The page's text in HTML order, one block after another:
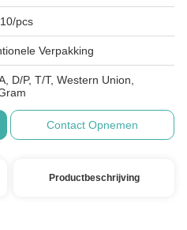
pcs
Verpakking
D/P, T/T, Western Union,
Contact Opnemen
Productbeschrijving